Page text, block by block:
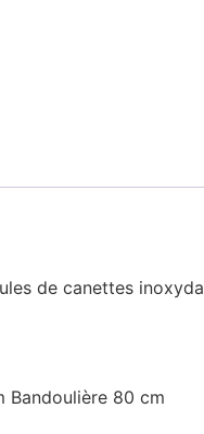
de canettes
80 cm